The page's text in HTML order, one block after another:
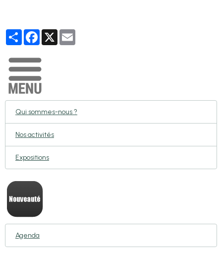
PartagerFacebook
X
Qui sommes-nous ?
Nos activités
Expositions
Agenda